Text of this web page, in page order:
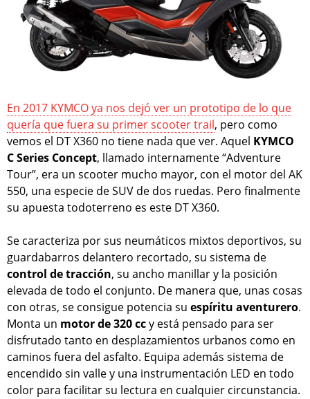
En 2017 KYMCO ya nos dejó ver un prototipo de lo que
quería que fuera su primer scooter trail, pero como
vemos el DT X360 no tiene nada que ver. Aquel KYMCO
C Series Concept, llamado internamente “Adventure
Tour”, era un scooter mucho mayor, con el motor del AK
550, una especie de SUV de dos ruedas. Pero finalmente
su apuesta todoterreno es este DT X360.
Se caracteriza por sus neumáticos mixtos deportivos, su
guardabarros delantero recortado, su sistema de
control de tracción, su ancho manillar y la posición
elevada de todo el conjunto. De manera que, unas cosas
con otras, se consigue potencia su espíritu aventurero.
Monta un motor de 320 ccy está pensado para ser
disfrutado tanto en desplazamientos urbanos como en
caminos fuera del asfalto. Equipa además sistema de
encendido sin valle y una instrumentación LED en todo
color para facilitar su lectura en cualquier circunstancia.